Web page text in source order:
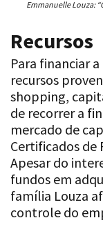
Emmanuelle Louza:
Recursos
Para financiar
recursos
shopping,
de recorrer a
mercado de
Certificados de
Apesar do
fundos em
família Louza
controle do